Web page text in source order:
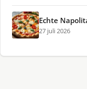
Echte
27 juli 2026